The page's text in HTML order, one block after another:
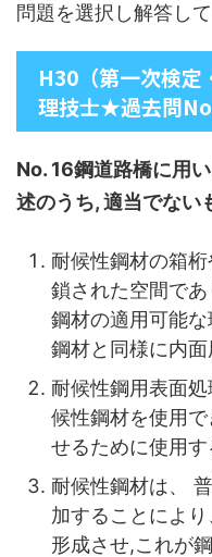
問題を選択し解答して
H30（第一次検定
理技士★過去問
No. 16鋼道路橋に用
述のうち, 適当でない
耐候性鋼材の箱
鎖された空間で
鋼材の適用可能
鋼材と同様に内面
耐候性鋼用表面
候性鋼材を使用
せるために使用す
耐候性鋼材は、
加することによ
形成させ,これが